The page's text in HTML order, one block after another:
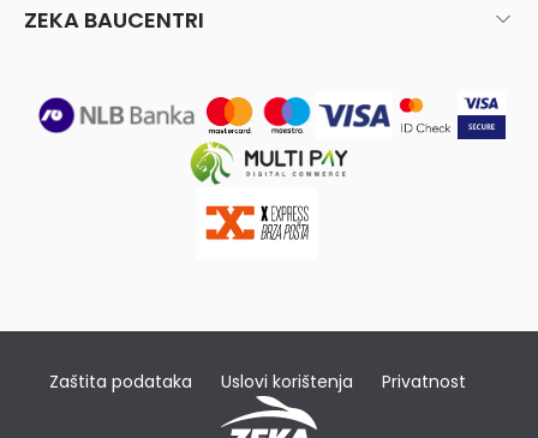
ZEKA BAUCENTRI
Zaštita podataka Uslovi korištenja Privatnost